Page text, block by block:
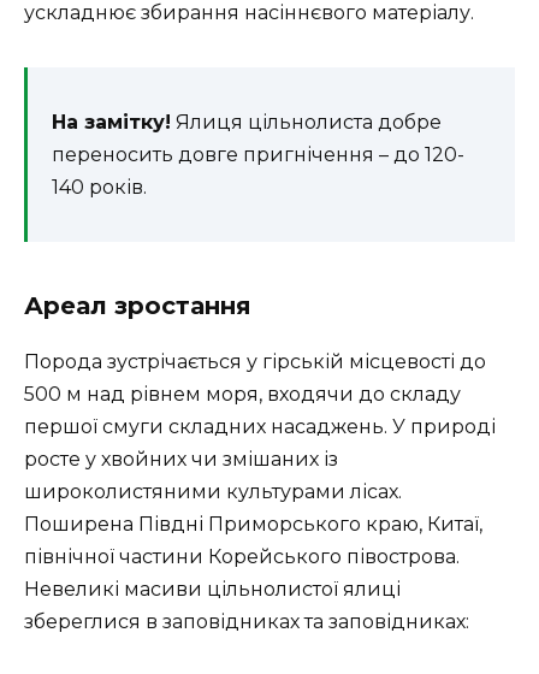
ускладнює збирання насіннєвого матеріалу.
На замітку! Ялиця цільнолиста добре
переносить довге пригнічення – до 120-
140 років.
Ареал зростання
Порода зустрічається у гірській місцевості до
500 м над рівнем моря, входячи до складу
першої смуги складних насаджень. У природі
росте у хвойних чи змішаних із
широколистяними культурами лісах.
Поширена Півдні Приморського краю, Китаї,
північної частини Корейського півострова.
Невеликі масиви цільнолистої ялиці
збереглися в заповідниках та заповідниках: